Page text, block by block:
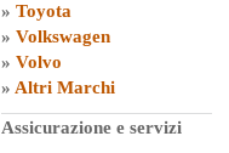
» Toyota
» Volkswagen
» Volvo
» Altri Marchi
Assicurazione e servizi